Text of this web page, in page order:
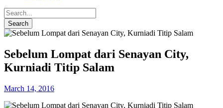
Sebelum Lompat dari Senayan City,
Kurniadi Titip Salam
March 14, 2016